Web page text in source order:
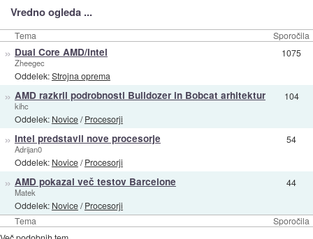
Vredno ogleda ...
Tema Sporočila
Tema Sporočila
» Dual Core AMD/Intel
Zheegec
Oddelek:Strojna oprema
1075
» AMD razkril podrobnosti Bulldozer in Bobcat arhitektur
kihc
Oddelek: Novice/Procesorji
104
» Intel predstavil nove procesorje
Adrijan0
Oddelek: Novice/Procesorji
54
» AMD pokazal več testov Barcelone
Matek
Oddelek: Novice/Procesorji
44